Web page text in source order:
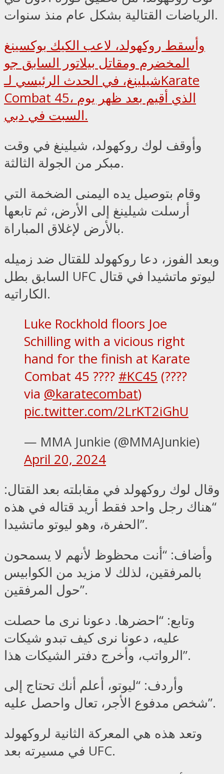
الرياضات القتالية بشكل عام منذ سنوات.
وأسقط روكهولد، لاعب الكيك بوكسينغ
المخضرم ومقاتل بيلاتور السابق جو
شيلينغ، في الحدث الرئيسي لـKarate
Combat 45، الذي أقيم بعد ظهر يوم
السبت في دبي.
وأوقف لوك روكهولد، شيلينغ في وقت
مبكر من الجولة الثالثة.
وقام بتوصيل يده اليمنى الضخمة التي
أرسلت شيلينغ إلى الأرض، ثم تابعها
بالأرض لإغلاق المباراة.
وبعد الفوز، دعا روكهولد للقتال ضد زميله
السابق بطل UFC ليوتو ماتشيدا في قتال
الكاراتيه.
Luke Rockhold floors Joe
Schilling with a vicious right
hand for the finish at Karate
Combat 45 ???? #KC45 (????
via @karatecombat)
pic.twitter.com/2LrKT2iGhU
— MMA Junkie (@MMAJunkie)
April 20, 2024
وقال لوك روكهولد في مقابلته بعد القتال:
“هناك رجل واحد فقط أريد قتاله في هذه
الحفرة، وهو ليوتو ماتشيدا”.
وأضاف: “أنت محظوظ لأنهم لا يسمحون
بالمرفقين، لذلك لا مزيد من الكوابيس
حول المرفقين”.
وتابع: “احضرها. دعونا نرى ما حصلت
عليه، دعونا نرى كيف تبدو شيكات
الرواتب، وأخرج دفتر الشيكات هذا”.
وأردف: “ليوتو، أعلم أنك تحتاج إلى
شخص مدفوع الأجر، تعال واحصل عليه”.
وتعد هذه هي المعركة الثانية لروكهولد
في مسيرته بعد UFC.